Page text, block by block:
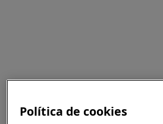
Política de cookies